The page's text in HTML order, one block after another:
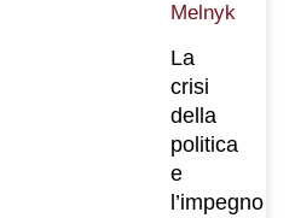
Melnyk
La
crisi
della
politica
e
l’impegno